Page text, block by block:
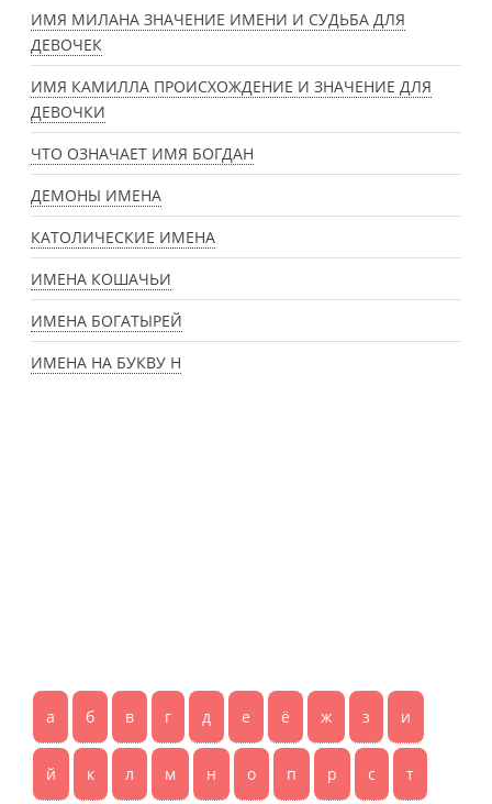
ИМЯ МИЛАНА ЗНАЧЕНИЕ ИМЕНИ И СУДЬБА ДЛЯ
ДЕВОЧЕК
ИМЯ КАМИЛЛА ПРОИСХОЖДЕНИЕ И ЗНАЧЕНИЕ ДЛЯ
ДЕВОЧКИ
ЧТО ОЗНАЧАЕТ ИМЯ БОГДАН
ДЕМОНЫ ИМЕНА
КАТОЛИЧЕСКИЕ ИМЕНА
ИМЕНА КОШАЧЬИ
ИМЕНА БОГАТЫРЕЙ
ИМЕНА НА БУКВУ Н
а б в г д е ё ж з и
й к л м н о п р с т